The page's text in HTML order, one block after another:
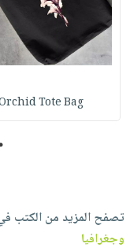
Tote Bag :
تصفح المزيد من الكتب في
وجغرافيا